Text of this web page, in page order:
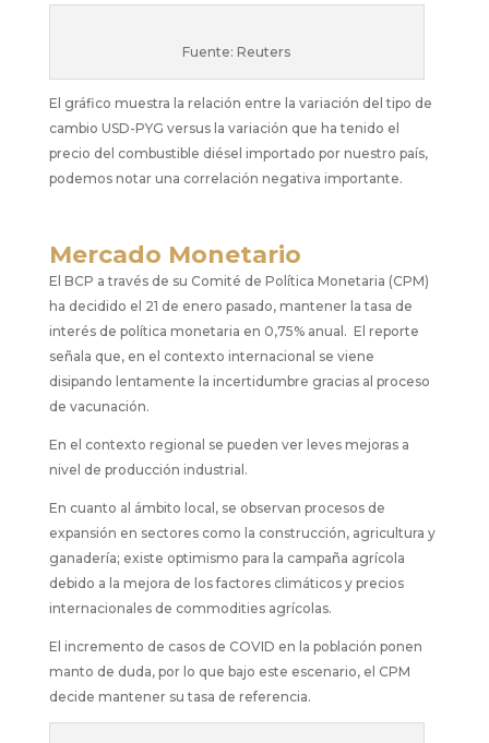
Fuente: Reuters
El gráfico muestra la relación entre la variación del tipo de
cambio USD-PYG versus la variación que ha tenido el
precio del combustible diésel importado por nuestro país,
podemos notar una correlación negativa importante.
Mercado Monetario
El BCP a través de su Comité de Política Monetaria (CPM)
ha decidido el 21 de enero pasado, mantener la tasa de
interés de política monetaria en 0,75% anual. El reporte
señala que, en el contexto internacional se viene
disipando lentamente la incertidumbre gracias al proceso
de vacunación.
En el contexto regional se pueden ver leves mejoras a
nivel de producción industrial.
En cuanto al ámbito local, se observan procesos de
expansión en sectores como la construcción, agricultura y
ganadería; existe optimismo para la campaña agrícola
debido a la mejora de los factores climáticos y precios
internacionales de commodities agrícolas.
El incremento de casos de COVID en la población ponen
manto de duda, por lo que bajo este escenario, el CPM
decide mantener su tasa de referencia.